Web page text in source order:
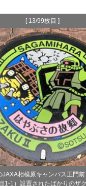
[ 13/99枚目 ]
JAXA相模原キャンパス正門
1-1）設置されたばかりのザ